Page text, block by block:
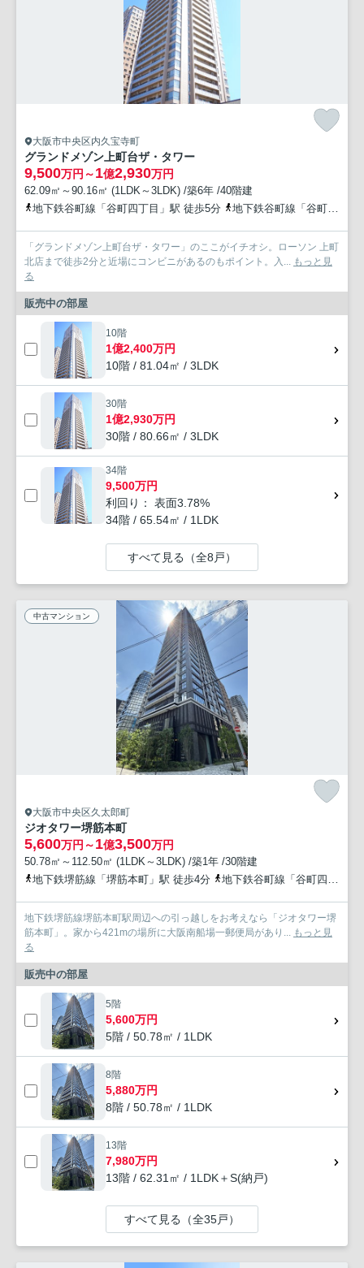
大阪市中央区内久宝寺町
グランドメゾン上町台ザ・タワー
9,500万円～1億2,930万円
62.09㎡～90.16㎡ (1LDK～3LDK) /築6年 /40階建
地下鉄谷町線「谷町四丁目」駅 徒歩5分
地下鉄谷町線「谷町六丁目」駅 徒歩5分
「グランドメゾン上町台ザ・タワー」のここがイチオシ。ローソン 上町
北店まで徒歩2分と近場にコンビニがあるのもポイント。入... もっと見
る
販売中の部屋
10階
1億2,400万円
10階 / 81.04㎡ / 3LDK
30階
1億2,930万円
30階 / 80.66㎡ / 3LDK
34階
9,500万円
利回り： 表面3.78%
34階 / 65.54㎡ / 1LDK
すべて見る（全8戸）
中古マンション
大阪市中央区久太郎町
ジオタワー堺筋本町
5,600万円～1億3,500万円
50.78㎡～112.50㎡ (1LDK～3LDK) /築1年 /30階建
地下鉄堺筋線「堺筋本町」駅 徒歩4分
地下鉄谷町線「谷町四丁目」駅 徒歩9分
地下鉄堺筋線堺筋本町駅周辺への引っ越しをお考えなら「ジオタワー堺
筋本町」。家から421mの場所に大阪南船場一郵便局があり... もっと見
る
販売中の部屋
5階
5,600万円
5階 / 50.78㎡ / 1LDK
8階
5,880万円
8階 / 50.78㎡ / 1LDK
13階
7,980万円
13階 / 62.31㎡ / 1LDK＋S(納戸)
すべて見る（全35戸）